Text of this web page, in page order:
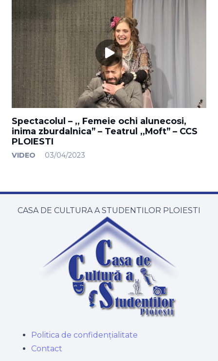
Spectacolul – ,, Femeie ochi alunecosi,
inima zburdalnica” – Teatrul ,,Moft” – CCS
PLOIESTI
VIDEO 03/04/2023
CASA DE CULTURA A STUDENTILOR PLOIESTI
Politica de confidențialitate
Contact